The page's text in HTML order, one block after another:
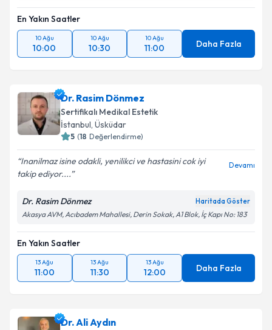
En Yakın Saatler
10 Ağu
10:00
10 Ağu
10:30
10 Ağu
11:00 Daha Fazla
Dr. Rasim Dönmez
Sertifikalı Medikal Estetik
İstanbul, Üsküdar
5 (18 Değerlendirme)
Inanilmaz isine odakli, yenilikci ve hastasini cok iyi
takip ediyor....
Devamı
Dr. Rasim Dönmez Haritada Göster
Akasya AVM, Acıbadem Mahallesi, Derin Sokak, A1 Blok, İç Kapı No: 183
En Yakın Saatler
13 Ağu
11:00
13 Ağu
11:30
13 Ağu
12:00 Daha Fazla
Dr. Ali Aydın